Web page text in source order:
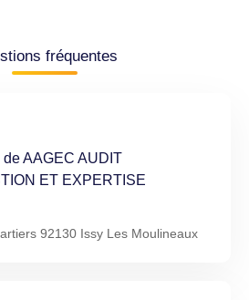
fréquentes
AAGEC AUDIT
ET EXPERTISE
92130 Issy Les Moulineaux